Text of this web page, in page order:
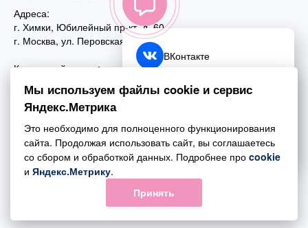
Адреса:
г. Химки, Юбилейный пр-кт, д. 60
г. Москва, ул. Перовская, д. 59
Контактный номер:
+7 (495) 970-44-75
Почта:
mail@esta-fiesta.ru
Режим работы интернет-магазина:
ПН-ВС с 09:00 до 21:00
ВКонтакте
Telegram
Обратный звонок
Мы используем файлы cookie и сервис
Яндекс.Метрика
Это необходимо для полноценного функционирования
сайта. Продолжая использовать сайт, вы соглашаетесь
со сбором и обработкой данных. Подробнее про cookie
и Яндекс.Метрику.
Принять